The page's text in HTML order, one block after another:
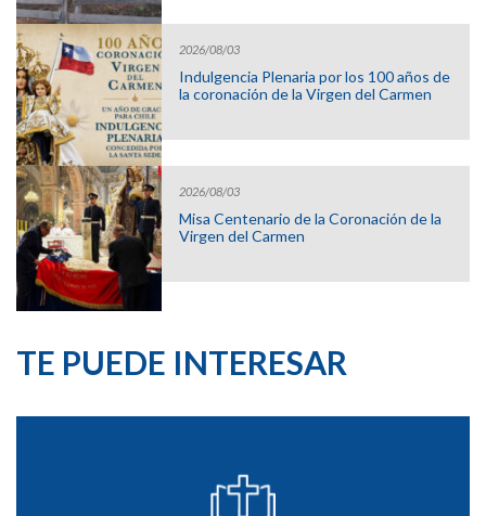
2026/08/03
Indulgencia Plenaria por los 100 años de
la coronación de la Virgen del Carmen
2026/08/03
Misa Centenario de la Coronación de la
Virgen del Carmen
TE PUEDE INTERESAR